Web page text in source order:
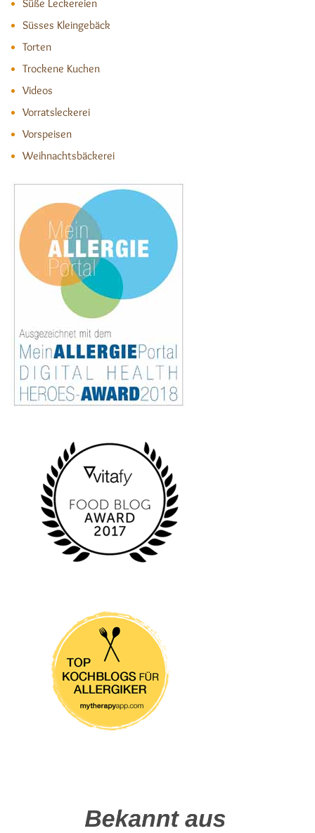
Süße Leckereien
Süsses Kleingebäck
Torten
Trockene Kuchen
Videos
Vorratsleckerei
Vorspeisen
Weihnachtsbäckerei